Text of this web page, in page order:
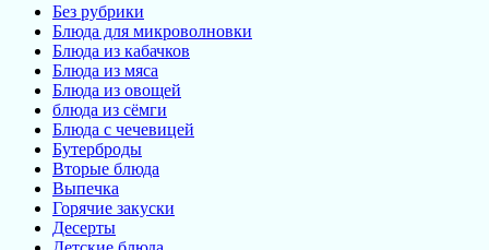
Без рубрики
Блюда для микроволновки
Блюда из кабачков
Блюда из мяса
Блюда из овощей
блюда из сёмги
Блюда с чечевицей
Бутерброды
Вторые блюда
Выпечка
Горячие закуски
Десерты